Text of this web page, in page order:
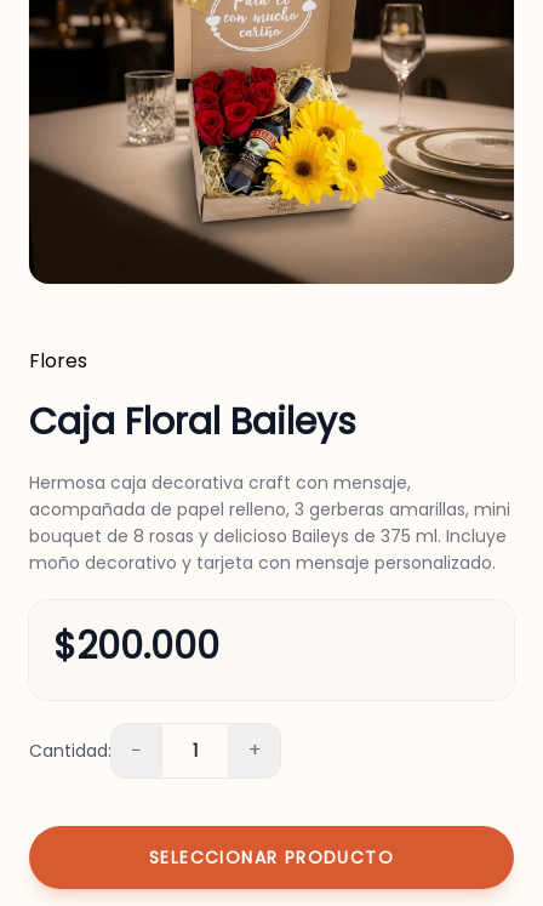
Flores
Caja Floral Baileys
Hermosa caja decorativa craft con mensaje,
acompañada de papel relleno, 3 gerberas amarillas, mini
bouquet de 8 rosas y delicioso Baileys de 375 ml. Incluye
moño decorativo y tarjeta con mensaje personalizado.
$200.000
Cantidad: − 1 +
SELECCIONAR PRODUCTO